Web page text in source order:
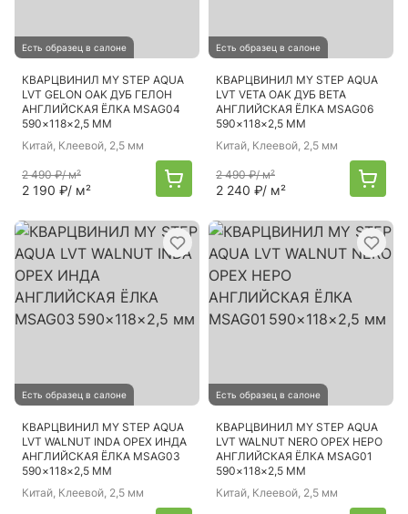
Есть образец в салоне
КВАРЦВИНИЛ MY STEP AQUA
LVT GELON OAK ДУБ ГЕЛОН
АНГЛИЙСКАЯ ЁЛКА MSAG04
590×118×2,5 ММ
Китай, Клеевой, 2,5 мм
2 490 ₽/ м²
2 190 ₽/ м²
Есть образец в салоне
КВАРЦВИНИЛ MY STEP AQUA
LVT VETA OAK ДУБ ВЕТА
АНГЛИЙСКАЯ ЁЛКА MSAG06
590×118×2,5 ММ
Китай, Клеевой, 2,5 мм
2 490 ₽/ м²
2 240 ₽/ м²
Есть образец в салоне
КВАРЦВИНИЛ MY STEP AQUA
LVT WALNUT INDA ОРЕХ ИНДА
АНГЛИЙСКАЯ ЁЛКА MSAG03
590×118×2,5 ММ
Китай, Клеевой, 2,5 мм
Есть образец в салоне
КВАРЦВИНИЛ MY STEP AQUA
LVT WALNUT NERO ОРЕХ НЕРО
АНГЛИЙСКАЯ ЁЛКА MSAG01
590×118×2,5 ММ
Китай, Клеевой, 2,5 мм